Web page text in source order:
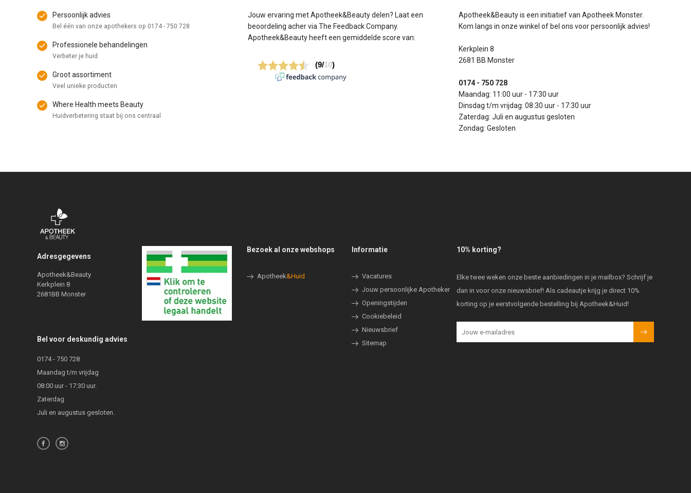
Persoonlijk advies
Bel één van onze apothekers op 0174 - 750 728
Professionele behandelingen
Verbeter je huid
Groot assortiment
Veel unieke producten
Where Health meets Beauty
Huidverbetering staat bij ons centraal
Jouw ervaring met Apotheek&Beauty delen? Laat een
beoordeling acher via The Feedback Company.
Apotheek&Beauty heeft een gemiddelde score van:
Apotheek&Beauty is een initiatief van Apotheek Monster.
Kom langs in onze winkel of bel ons voor persoonlijk advies!
Kerkplein 8
2681 BB Monster
0174 - 750 728
Maandag: 11:00 uur - 17:30 uur
Dinsdag t/m vrijdag: 08:30 uur - 17:30 uur
Zaterdag: Juli en augustus gesloten
Zondag: Gesloten
Adresgegevens
Apotheek&Beauty
Kerkplein 8
2681BB Monster
Bel voor deskundig advies
0174 - 750 728
Maandag t/m vrijdag
08:00 uur - 17:30 uur.
Zaterdag
Juli en augustus gesloten.
Bezoek al onze webshops
Apotheek&Huid
Informatie
Vacatures
Jouw persoonlijke Apotheker
Openingstijden
Cookiebeleid
Nieuwsbrief
Sitemap
10% korting?
Elke twee weken onze beste aanbiedingen in je mailbox? Schrijf je
dan in voor onze nieuwsbrief! Als cadeautje krijg je direct 10%
korting op je eerstvolgende bestelling bij Apotheek&Huid!